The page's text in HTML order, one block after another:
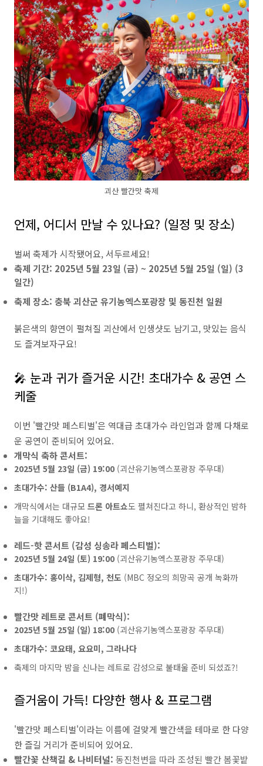
괴산 빨간맛 축제
언제, 어디서 만날 수 있나요? (일정 및 장소)
벌써 축제가 시작됐어요, 서두르세요!
축제 기간: 2025년 5월 23일 (금) ~ 2025년 5월 25일 (일) (3
일간)
축제 장소: 충북 괴산군 유기농엑스포광장 및 동진천 일원
붉은색의 향연이 펼쳐질 괴산에서 인생샷도 남기고, 맛있는 음식
도 즐겨보자구요!
🎤 눈과 귀가 즐거운 시간! 초대가수 & 공연 스
케줄
이번 '빨간맛 페스티벌'은 역대급 초대가수 라인업과 함께 다채로
운 공연이 준비되어 있어요.
개막식 축하 콘서트:
2025년 5월 23일 (금) 19:00 (괴산유기농엑스포광장 주무대)
초대가수: 산들 (B1A4), 경서예지
개막식에서는 대규모 드론 아트쇼도 펼쳐진다고 하니, 환상적인 밤하
늘을 기대해도 좋아요!
레드-핫 콘서트 (감성 싱송라 페스티벌):
2025년 5월 24일 (토) 19:00 (괴산유기농엑스포광장 주무대)
초대가수: 홍이삭, 김제형, 천도 (MBC 정오의 희망곡 공개 녹화까
지!)
빨간맛 레트로 콘서트 (폐막식):
2025년 5월 25일 (일) 18:00 (괴산유기농엑스포광장 주무대)
초대가수: 코요태, 요요미, 그라나다
축제의 마지막 밤을 신나는 레트로 감성으로 불태울 준비 되셨죠?!
즐거움이 가득! 다양한 행사 & 프로그램
'빨간맛 페스티벌'이라는 이름에 걸맞게 빨간색을 테마로 한 다양
한 즐길 거리가 준비되어 있어요.
빨간꽃 산책길 & 나비터널: 동진천변을 따라 조성된 빨간 봄꽃밭